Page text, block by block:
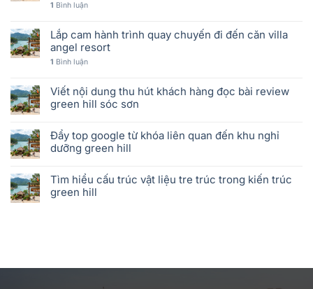
1 Bình luận
Lắp cam hành trình quay chuyến đi đến căn villa
angel resort
1 Bình luận
Viết nội dung thu hút khách hàng đọc bài review
green hill sóc sơn
Đẩy top google từ khóa liên quan đến khu nghỉ
dưỡng green hill
Tìm hiểu cấu trúc vật liệu tre trúc trong kiến trúc
green hill